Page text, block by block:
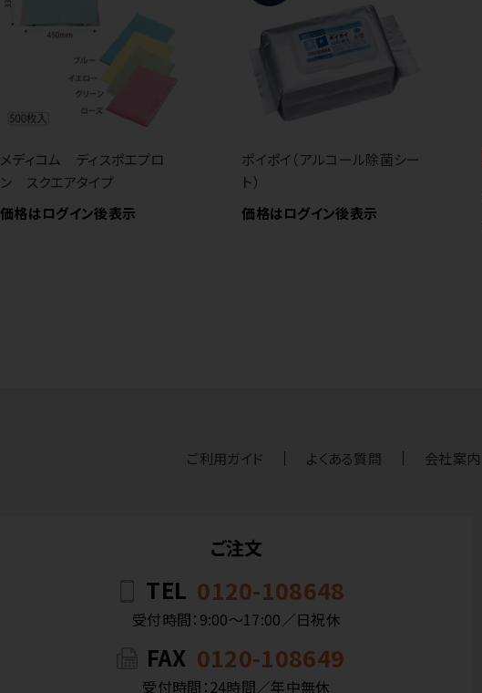
メディコム ディスポエプロ
ン スクエアタイプ
価格はログイン後表示
ポイポイ（アルコール除菌シー
ト）
価格はログイン後表示
ご利用ガイド よくある質問 会社案内
ご注文
TEL 0120-108648
受付時間：9:00〜17:00／日祝休
FAX 0120-108649
受付時間：24時間／年中無休